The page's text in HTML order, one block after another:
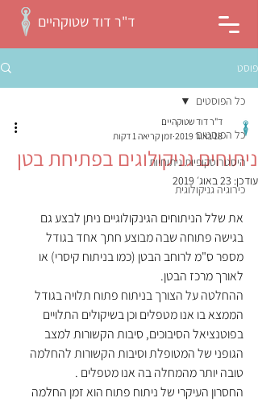
ד"ר דוד שטוקהיים
פוסט
כל הפוסטים
היסטרוסקופיות ניתוחיות
כירוגיה גניקולוגית
כל הפוסטים
ניתוחים גניקולוגים בפתיחת בטן
ד"ר דוד שטוקהיים
18 באוג׳ 2019
זמן קריאה 1 דקות
עודכן: 23 באוג׳ 2019
את שלל הניתוחים הגינקולוגיים ניתן לבצע גם
בגישה פתוחה שבה מבוצע חתך אחד בגודל
מספר ס"מ לרוחב הבטן (כמו בניתוח קיסרי) או
לאורך מרכז הבטן.
ההחלטה על הצורך בניתוח פתוח תלויה בגודל
הממצא בו אנו מטפלים וכן בשיקולים התלויים
בפוטנציאל הסיבוכים, סיבות הקשורות למצב
הגופני של המטופלת וסיבות הקשורות להחלמה
טובה יותר מהמחלה בה אנו מטפלים .
החסרון העיקרי של ניתוח פתוח הוא זמן החלמה